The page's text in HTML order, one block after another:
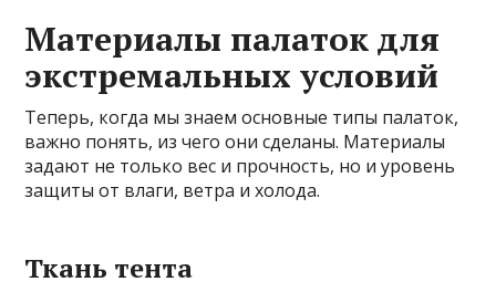
Материалы палаток для
экстремальных условий
Теперь, когда мы знаем основные типы палаток,
важно понять, из чего они сделаны. Материалы
задают не только вес и прочность, но и уровень
защиты от влаги, ветра и холода.
Ткань тента